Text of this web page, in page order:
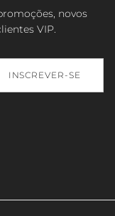
novos
VIP.
INSCREVER-SE